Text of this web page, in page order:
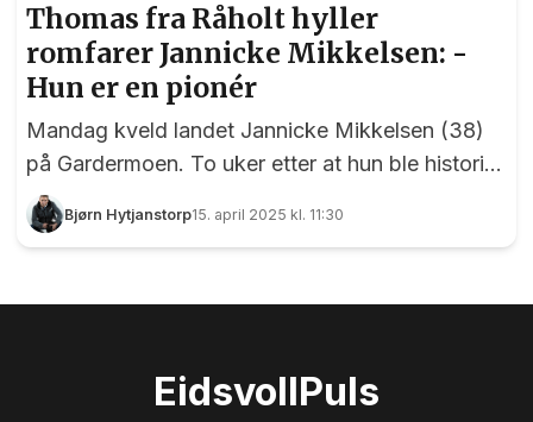
Thomas fra Råholt hyller
romfarer Jannicke Mikkelsen: -
Hun er en pionér
Mandag kveld landet Jannicke Mikkelsen (38)
på Gardermoen. To uker etter at hun ble historisk
ved å bli den første fra Norge i verdensrommet
ble hun tatt imot av familie og venner, men også
var en av mange som gratulerte Jannicke
Bjørn Hytjanstorp15. april 2025 kl. 11:30
EidsvollPuls